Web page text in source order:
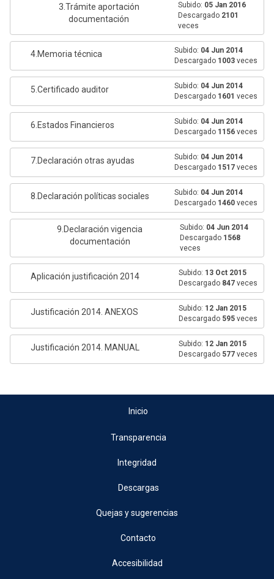
3.Trámite aportación
documentación
Subido: 05 Jan 2016
Descargado 2101
veces
4.Memoria técnica Subido: 04 Jun 2014
Descargado 1003 veces
5.Certificado auditor Subido: 04 Jun 2014
Descargado 1601 veces
6.Estados Financieros Subido: 04 Jun 2014
Descargado 1156 veces
7.Declaración otras ayudas Subido: 04 Jun 2014
Descargado 1517 veces
8.Declaración políticas sociales Subido: 04 Jun 2014
Descargado 1460 veces
9.Declaración vigencia
documentación
Subido: 04 Jun 2014
Descargado 1568
veces
Aplicación justificación 2014 Subido: 13 Oct 2015
Descargado 847 veces
Justificación 2014. ANEXOS Subido: 12 Jan 2015
Descargado 595 veces
Justificación 2014. MANUAL Subido: 12 Jan 2015
Descargado 577 veces
Inicio
Transparencia
Integridad
Descargas
Quejas y sugerencias
Contacto
Accesibilidad